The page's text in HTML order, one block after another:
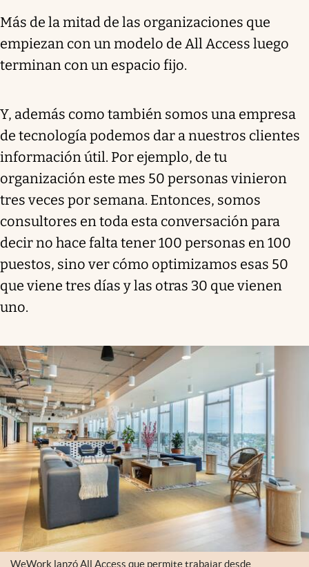
Más de la mitad de las organizaciones que
empiezan con un modelo de All Access luego
terminan con un espacio fijo.
Y, además como también somos una empresa
de tecnología podemos dar a nuestros clientes
información útil. Por ejemplo, de tu
organización este mes 50 personas vinieron
tres veces por semana. Entonces, somos
consultores en toda esta conversación para
decir no hace falta tener 100 personas en 100
puestos, sino ver cómo optimizamos esas 50
que viene tres días y las otras 30 que vienen
uno.
WeWork lanzó All Access que permite trabajar desde